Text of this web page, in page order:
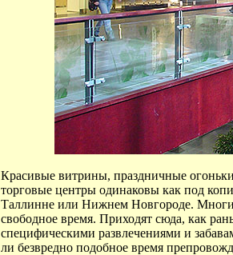
Красивые витрины, праздничные
торговые центры одинаковы как под
Таллинне или Нижнем Новгороде.
свободное время. Приходят сюда, как
специфическими развлечениями и
ли безвредно подобное время